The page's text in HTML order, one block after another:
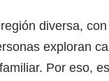
diversa,
exploran
Por eso,